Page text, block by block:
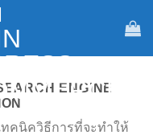
ENGINE
ทคนิควิธีการที่จะทำให้